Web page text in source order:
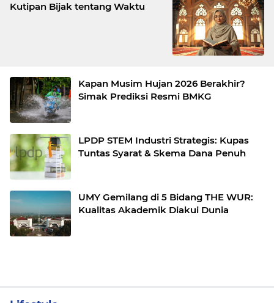
Kutipan Bijak tentang Waktu
Kapan Musim Hujan 2026 Berakhir?
Simak Prediksi Resmi BMKG
LPDP STEM Industri Strategis: Kupas
Tuntas Syarat & Skema Dana Penuh
UMY Gemilang di 5 Bidang THE WUR:
Kualitas Akademik Diakui Dunia